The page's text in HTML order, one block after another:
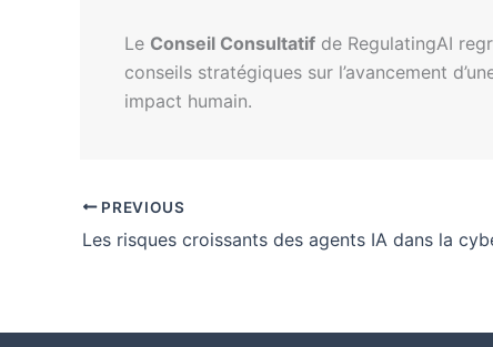
Le Conseil Consultatif de RegulatingAI
conseils stratégiques sur l’avancement
impact humain.
PREVIOUS
Les risques croissants des agents IA dans la